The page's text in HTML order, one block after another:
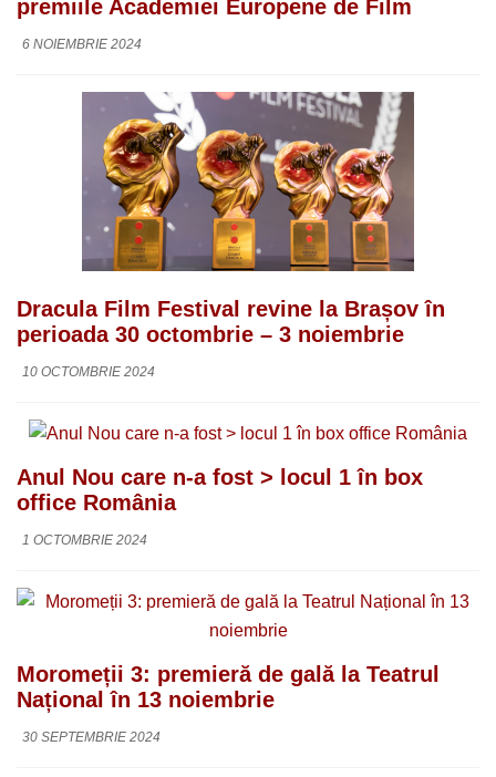
premiile Academiei Europene de Film
6 NOIEMBRIE 2024
Dracula Film Festival revine la Brașov în
perioada 30 octombrie – 3 noiembrie
10 OCTOMBRIE 2024
Anul Nou care n-a fost > locul 1 în box
office România
1 OCTOMBRIE 2024
Moromeții 3: premieră de gală la Teatrul
Național în 13 noiembrie
30 SEPTEMBRIE 2024